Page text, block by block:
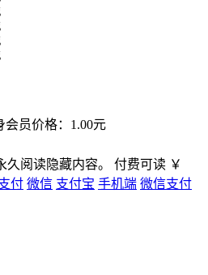
会员价格：1.00元
久阅读隐藏内容。 付费可读 ￥
付 微信 支付宝 手机端 微信支付